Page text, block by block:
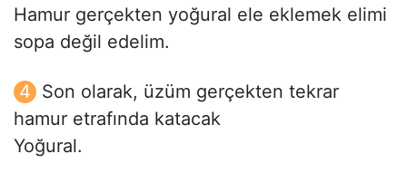
Hamur gerçekten yoğural ele eklemek elimi
sopa değil edelim.
Son olarak, üzüm gerçekten tekrar
hamur etrafında katacak
Yoğural.